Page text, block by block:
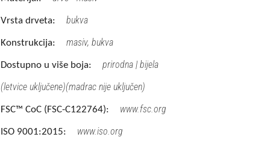
Vrsta drveta: bukva
Konstrukcija: masiv, bukva
Dostupno u više boja:
prirodna | bijela
(letvice uključene)(madrac nije uključen)
FSC™ CoC (FSC-C122764): www.fsc.org
ISO 9001:2015:
www.iso.org